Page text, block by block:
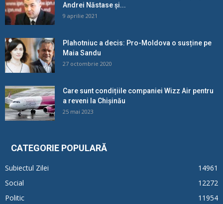
Andrei Năstase și...
9 aprilie 2021
Plahotniuc a decis: Pro-Moldova o susține pe
Maia Sandu
27 octombrie 2020
Care sunt condițiile companiei Wizz Air pentru
a reveni la Chișinău
25 mai 2023
CATEGORIE POPULARĂ
Subiectul Zilei
14961
Social
12272
Politic
11954